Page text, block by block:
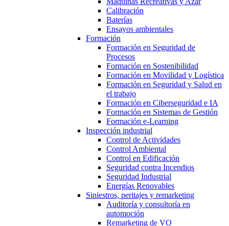
Calibración
Baterías
Ensayos ambientales
Formación
Formación en Seguridad de
Procesos
Formación en Sostenibilidad
Formación en Movilidad y Logística
Formación en Seguridad y Salud en
el trabajo
Formación en Ciberseguridad e IA
Formación en Sistemas de Gestión
Formación e-Learning
Inspección industrial
Control de Actividades
Control Ambiental
Control en Edificación
Seguridad contra Incendios
Seguridad Industrial
Energías Renovables
Siniestros, peritajes y remarketing
Auditoría y consultoría en
automoción
Remarketing de VO